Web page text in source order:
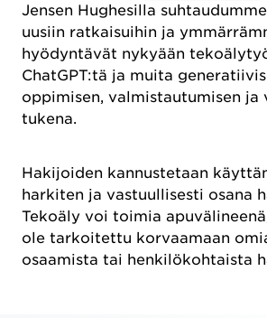
Jensen Hughesilla
uusiin ratkaisuihin ja
hyödyntävät nykyään
ChatGPT:tä ja muita
oppimisen, valmistautumisen ja
tukena.
Hakijoiden kannustetaan
harkiten ja vastuullisesti osana
Tekoäly voi toimia
ole tarkoitettu korvaamaan
osaamista tai henkilökohtaista